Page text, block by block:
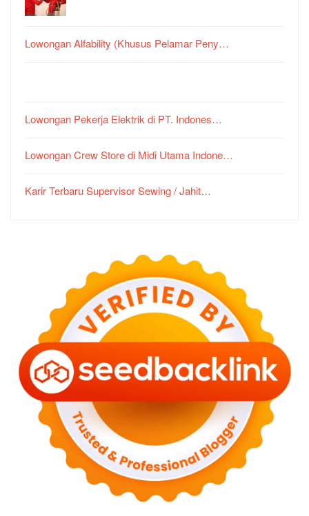
Lowongan Alfability (Khusus Pelamar Peny…
Lowongan Pekerja Elektrik di PT. Indones…
Lowongan Crew Store di Midi Utama Indone…
Karir Terbaru Supervisor Sewing / Jahit…